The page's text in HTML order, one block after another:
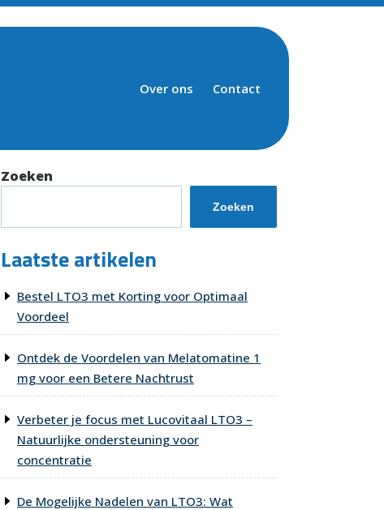
Over ons Contact
Zoeken
Zoeken
Laatste artikelen
Bestel LTO3 met Korting voor Optimaal
Voordeel
Ontdek de Voordelen van Melatomatine 1
mg voor een Betere Nachtrust
Verbeter je focus met Lucovitaal LTO3 –
Natuurlijke ondersteuning voor
concentratie
De Mogelijke Nadelen van LTO3: Wat